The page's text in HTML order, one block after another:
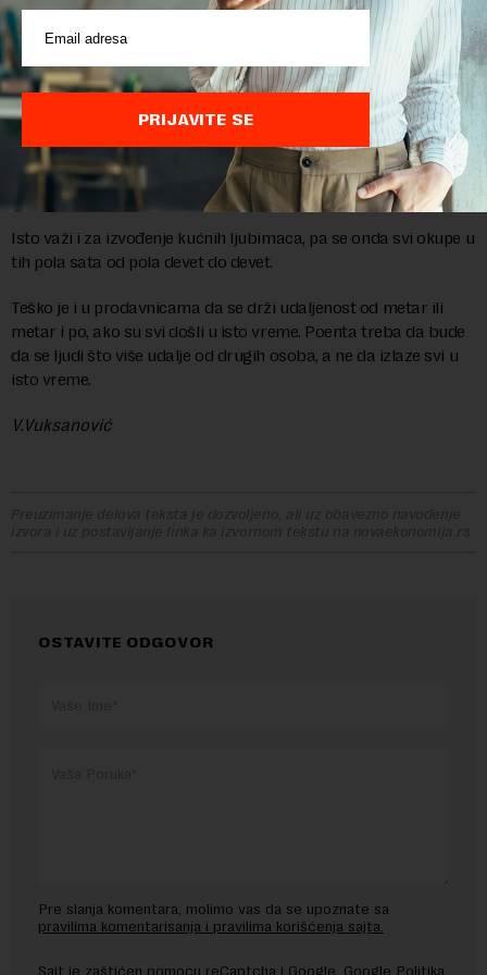
Mislim da je taj policijski čas kontraproduktivan, jer je
dozvoljeno da se izlazi u određenom vremenskom periodu.
Kada se ograniči kretanje, na primer nedeljom do tri sata, onda
svi moraju da završe šta imaju u prepodnevnim časovima i
automatski se više ljudi skuplja na istom mestu u periodu kada
je dozvoljen izlazak. Samim tim se povećavaju šanse da se virus
prenese na više ljudi.
Isto važi i za izvođenje kućnih ljubimaca, pa se onda svi okupe u
tih pola sata od pola devet do devet.
Teško je i u prodavnicama da se drži udaljenost od metar ili
metar i po, ako su svi došli u isto vreme. Poenta treba da bude
da se ljudi što više udalje od drugih osoba, a ne da izlaze svi u
isto vreme.
V.Vuksanović
Preuzimanje delova teksta je dozvoljeno, ali uz obavezno navođenje
izvora i uz postavljanje linka ka izvornom tekstu na novaekonomija.rs
OSTAVITE ODGOVOR
Pre slanja komentara, molimo vas da se upoznate sa
pravilima komentarisanja i pravilima korišćenja sajta.
Sajt je zaštićen pomocu reCaptcha i Google. Google Politika
PRIJAVITE SE